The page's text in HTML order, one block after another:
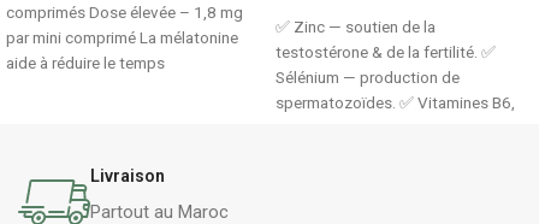
comprimés Dose élevée – 1,8 mg
par mini comprimé La mélatonine
aide à réduire le temps
✅ Zinc — soutien de la
testostérone & de la fertilité. ✅
Sélénium — production de
spermatozoïdes. ✅ Vitamines B6,
Livraison
Partout au Maroc